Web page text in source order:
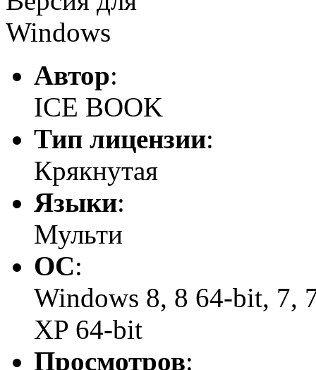
Windows
Автор:
ICE BOOK
Тип лицензии:
Крякнутая
Языки:
Мульти
ОС:
Windows 8, 8 64-bit, 7,
XP 64-bit
Просмотров: